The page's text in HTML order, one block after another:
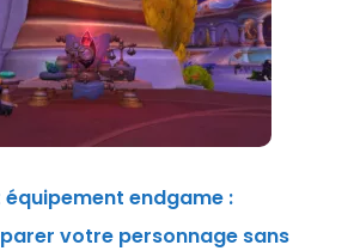
endgame :
votre personnage sans